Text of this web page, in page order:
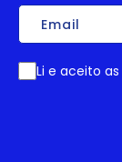
Email
Consentimento
Li e aceito as